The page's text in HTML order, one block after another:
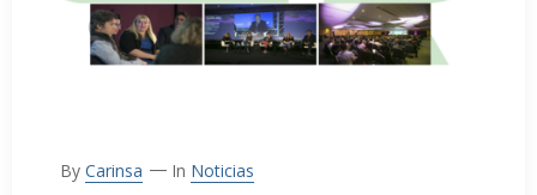
By Carinsa In Noticias